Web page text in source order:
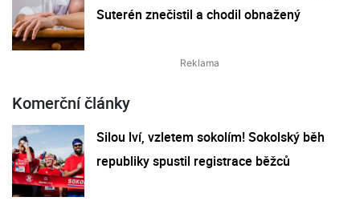
Suterén znečistil a chodil obnažený
Komerční články
Silou lví, vzletem sokolím! Sokolský běh
republiky spustil registrace běžců